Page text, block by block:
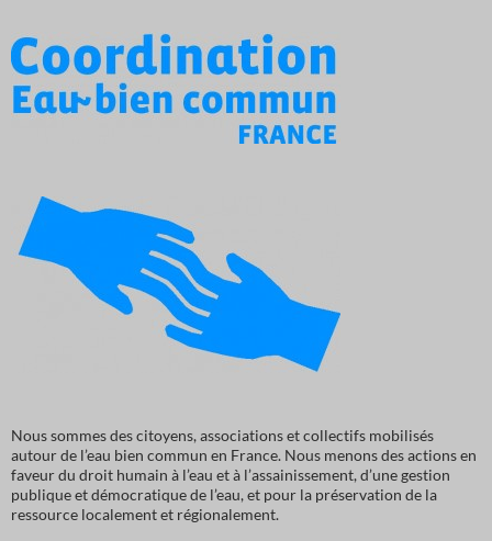
Nous sommes des citoyens, associations et collectifs mobilisés
autour de l’eau bien commun en France. Nous menons des actions en
faveur du droit humain à l’eau et à l’assainissement, d’une gestion
publique et démocratique de l’eau, et pour la préservation de la
ressource localement et régionalement.